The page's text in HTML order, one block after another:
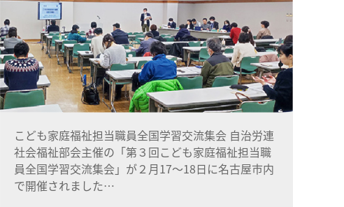
こども家庭福祉担当職員全国学習交流集会 自治労連
社会福祉部会主催の「第３回こども家庭福祉担当職
員全国学習交流集会」が２月17～18日に名古屋市内
で開催されました…